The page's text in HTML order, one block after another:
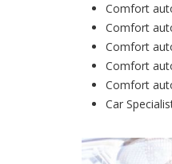
Comfort
Comfort
Comfort
Comfort
Comfort
Car